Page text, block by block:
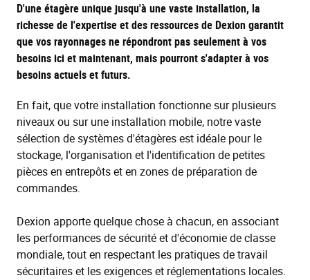
D'une étagère unique jusqu'à une vaste installation, la
richesse de l'expertise et des ressources de Dexion garantit
que vos rayonnages ne répondront pas seulement à vos
besoins ici et maintenant, mais pourront s'adapter à vos
besoins actuels et futurs.
En fait, que votre installation fonctionne sur plusieurs
niveaux ou sur une installation mobile, notre vaste
sélection de systèmes d'étagères est idéale pour le
stockage, l'organisation et l'identification de petites
pièces en entrepôts et en zones de préparation de
commandes.
Dexion apporte quelque chose à chacun, en associant
les performances de sécurité et d'économie de classe
mondiale, tout en respectant les pratiques de travail
sécuritaires et les exigences et réglementations locales.